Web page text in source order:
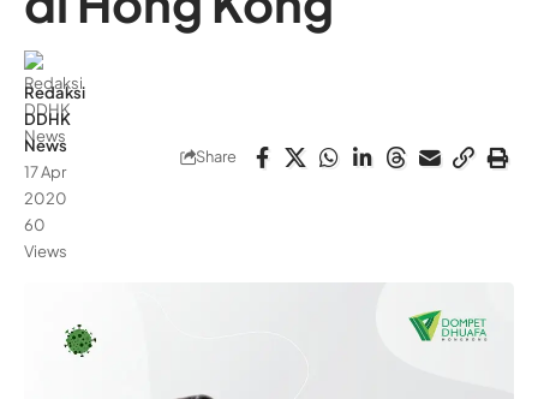
Redaksi
DDHK
News
17 Apr
2020
60
Views
Share